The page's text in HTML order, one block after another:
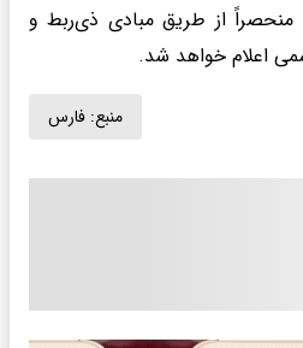
از طریق مبادی ذی‌ربط و
اعلام خواهد شد.
منبع: فارس